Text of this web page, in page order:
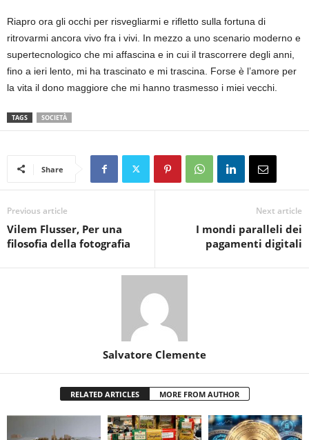
Riapro ora gli occhi per risvegliarmi e rifletto sulla fortuna di
ritrovarmi ancora vivo fra i vivi. In mezzo a uno scenario moderno e
supertecnologico che mi affascina e in cui il trascorrere degli anni,
fino a ieri lento, mi ha trascinato e mi trascina. Forse è l’amore per
la vita il dono maggiore che mi hanno trasmesso i miei vecchi.
TAGS SOCIETÀ
Share
Previous article
Vilem Flusser, Per una
filosofia della fotografia
Next article
I mondi paralleli dei
pagamenti digitali
Salvatore Clemente
RELATED ARTICLES MORE FROM AUTHOR